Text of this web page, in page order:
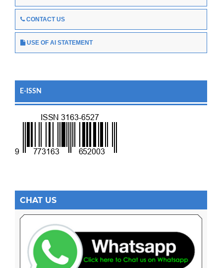
CONTACT US
USE OF AI STATEMENT
E-ISSN
CHAT US